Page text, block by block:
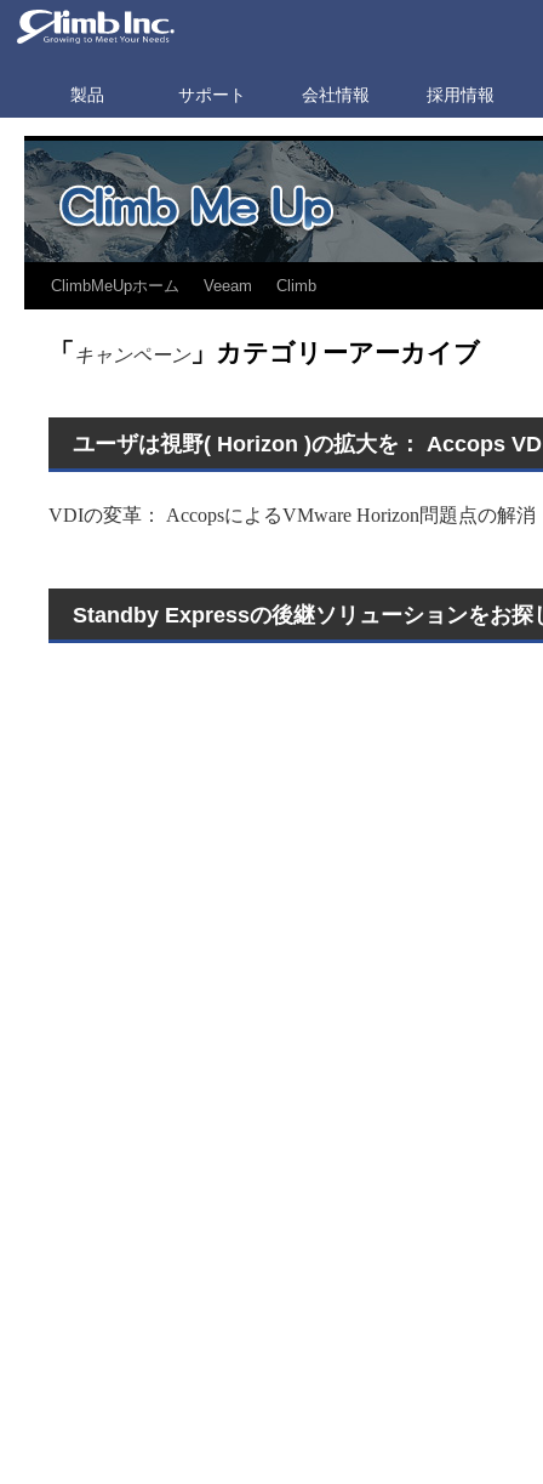
製品 サポート 会社情報 採用情報
ClimbMeUpホーム Veeam Climb
「 キャンペーン」カテゴリーアーカイブ
ユーザは視野( Horizon )の拡大を： Accops
VDIの変革： AccopsによるVMware Horizon問題点の解消
Standby Expressの後継ソリューションをお探